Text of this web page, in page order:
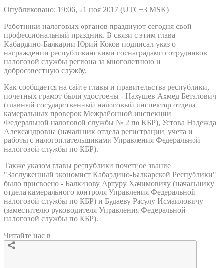
Опубликовано: 19:06, 21 ноя 2017 (UTC+3 MSK)
Работники налоговых органов празднуют сегодня свой
профессиональный праздник. В связи с этим глава
Кабардино-Балкарии Юрий Коков подписал указ о
награждении республиканскими госнаградами сотрудников
налоговой службы региона за многолетнюю и
добросовестную службу.
Как сообщается на сайте главы и правительства республики,
почетных грамот были удостоены - Нахушев Ахмед Беталович
(главный государственный налоговый инспектор отдела
камеральных проверок Межрайонной инспекции
Федеральной налоговой службы № 2 по КБР), Устова Надежда
Александровна (начальник отдела регистрации, учета и
работы с налогоплательщиками Управления Федеральной
налоговой службы по КБР).
Также указом главы республики почетное звание
"Заслуженный экономист Кабардино-Балкарской Республики"
было присвоено - Балкизову Артуру Хачимовичу (начальнику
отдела камерального контроля Управления Федеральной
налоговой службы по КБР) и Будаеву Расулу Исмаиловичу
(заместителю руководителя Управления Федеральной
налоговой службы по КБР).
Читайте нас в